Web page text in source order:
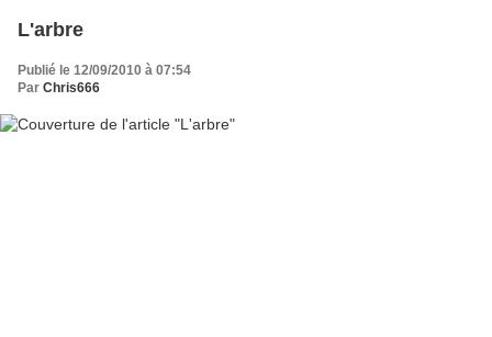
L'arbre
Publié le 12/09/2010 à 07:54
Par Chris666